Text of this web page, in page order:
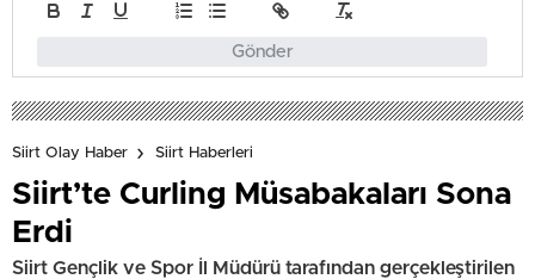
Gönder
Siirt Olay Haber Siirt Haberleri
Siirt’te Curling Müsabakaları Sona
Erdi
Siirt Gençlik ve Spor İl Müdürü tarafından gerçekleştirilen